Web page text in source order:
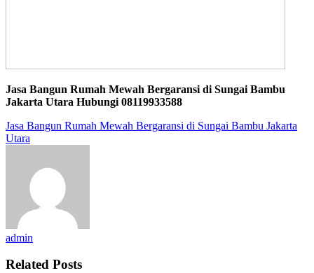
Jasa Bangun Rumah Mewah Bergaransi di Sungai Bambu
Jakarta Utara Hubungi 08119933588
Jasa Bangun Rumah Mewah Bergaransi di Sungai Bambu Jakarta
Utara
admin
Related Posts